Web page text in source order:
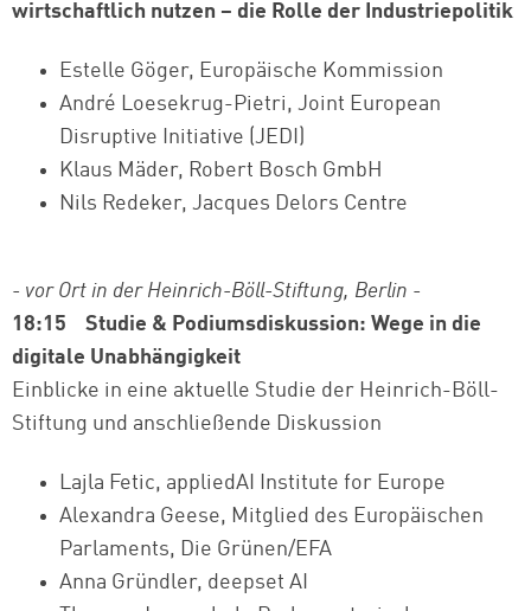
wirtschaftlich nutzen – die Rolle der Industriepolitik
Estelle Göger, Europäische Kommission
André Loesekrug-Pietri, Joint European
Disruptive Initiative (JEDI)
Klaus Mäder, Robert Bosch GmbH
Nils Redeker, Jacques Delors Centre
- vor Ort in der Heinrich-Böll-Stiftung, Berlin -
18:15 Studie & Podiumsdiskussion: Wege in die
digitale Unabhängigkeit
Einblicke in eine aktuelle Studie der Heinrich-Böll-
Stiftung und anschließende Diskussion
Lajla Fetic, appliedAI Institute for Europe
Alexandra Geese, Mitglied des Europäischen
Parlaments, Die Grünen/EFA
Anna Gründler, deepset AI